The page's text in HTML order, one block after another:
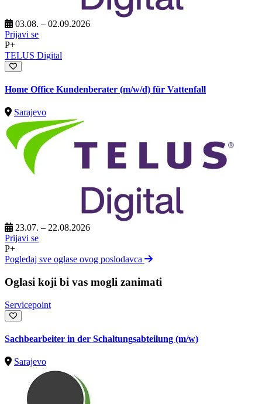
03.08. – 02.09.2026
Prijavi se
P+
TELUS Digital
Home Office Kundenberater (m/w/d) für Vattenfall
Sarajevo
23.07. – 22.08.2026
Prijavi se
P+
Pogledaj sve oglase ovog poslodavca
Oglasi koji bi vas mogli zanimati
Servicepoint
Sachbearbeiter in der Schaltungsabteilung (m/w)
Sarajevo